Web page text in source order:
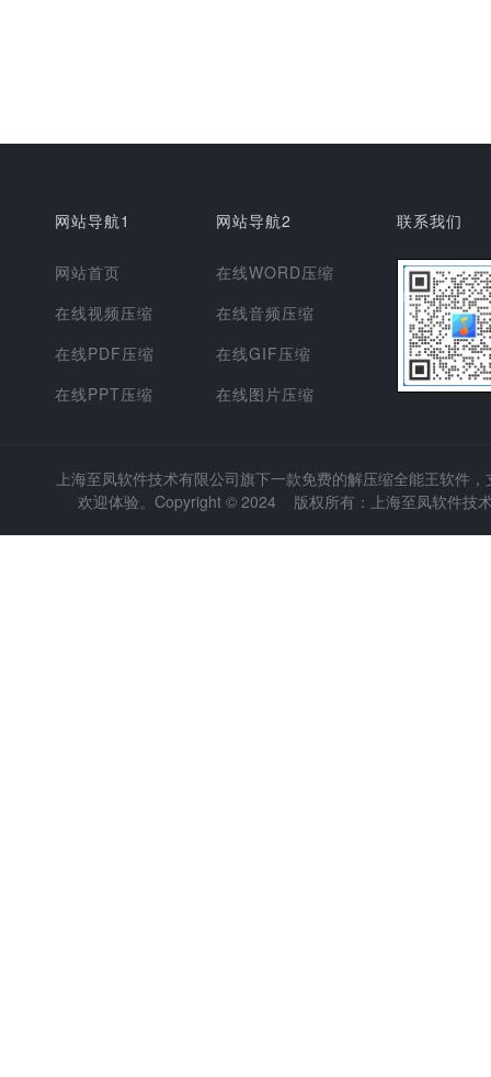
网站导航1
网站首页
在线视频压缩
在线PDF压缩
在线PPT压缩
网站导航2
在线WORD压缩
在线音频压缩
在线GIF压缩
在线图片压缩
联系我们
上海至凤软件技术有限公司旗下一款免费的解压缩全能王软件
欢迎体验。Copyright © 2024 版权所有：上海至凤软件技